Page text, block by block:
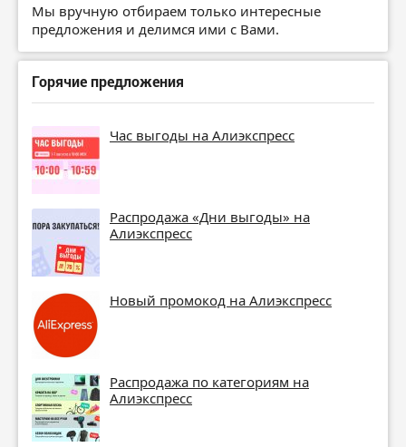
Мы вручную отбираем только интересные
предложения и делимся ими с Вами.
Горячие предложения
Час выгоды на Алиэкспресс
Распродажа «Дни выгоды» на
Алиэкспресс
Новый промокод на Алиэкспресс
Распродажа по категориям на
Алиэкспресс